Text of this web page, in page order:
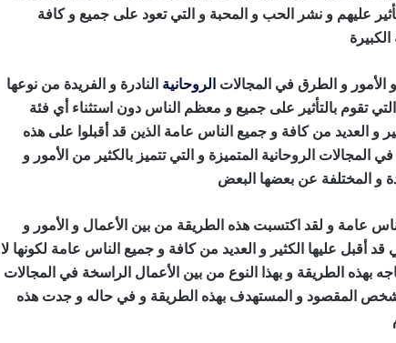
عليهم و نشر الحب و المحبة و التي تعود على جميع و كافة
الأمور و الطرق في المجالات الروحانية النادرة و الفريدة من نوعها
تقوم بالتأثير على جميع و معظم الناس دون استثناء أي فئة
و العديد من كافة و جميع الناس عامة الذين قد أقبلوا على هذه
المجالات الروحانية المتميزة و التي تتميز بالكثير من الأمور و
و المختلفة عن بعضها البعض
عامة و لقد اكتسبت هذه الطريقة من بين الأعمال و الأمور و
قد أقبل عليها الكثير و العديد من كافة و جميع الناس عامة لكونها لا
بهذه الطريقة و بهذا النوع من بين الأعمال الراسخة في المجالات
المقصود و المستهدف بهذه الطريقة و في حاله و جدت هذه